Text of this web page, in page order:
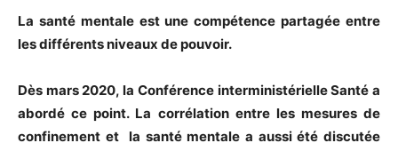
La santé mentale est une compétence partagée entre
les différents niveaux de pouvoir.
Dès mars 2020, la Conférence interministérielle Santé a
abordé ce point. La corrélation entre les mesures de
confinement et la santé mentale a aussi été discutée